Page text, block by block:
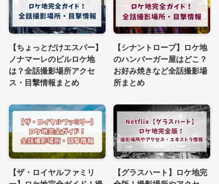
【ちょっとだけエスパー】
ノナマーレのビルロケ地
は？全話撮影場所アクセ
ス・目撃情報まとめ
【シナントロープ】ロケ地
のハンバーガー屋はどこ？
お好み焼きなど全話撮影場
所まとめ
【ザ・ロイヤルファミリ
【グラスハート】ロケ地完